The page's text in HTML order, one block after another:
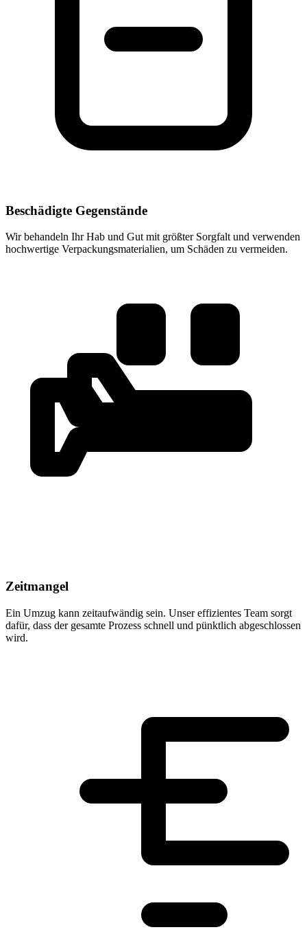
Beschädigte Gegenstände
Wir behandeln Ihr Hab und Gut mit größter Sorgfalt und verwenden
hochwertige Verpackungsmaterialien, um Schäden zu vermeiden.
Zeitmangel
Ein Umzug kann zeitaufwändig sein. Unser effizientes Team sorgt
dafür, dass der gesamte Prozess schnell und pünktlich abgeschlossen
wird.